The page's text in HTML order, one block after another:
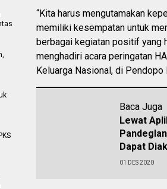
“Kita harus mengutamakan
memiliki kesempatan untuk
berbagai kegiatan positif yang
menghadiri acara peringatan
Keluarga Nasional, di
Baca Juga
Lewat
Dapat
01 DES 2020